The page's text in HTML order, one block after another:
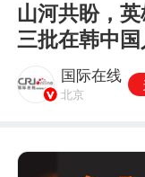
山河共盼，
三批在韩中
国安葬。沈
国际在线
北京